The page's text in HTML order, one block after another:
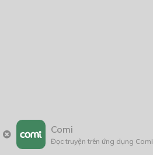
Comi
Đọc truyện trên ứng dụng Comi